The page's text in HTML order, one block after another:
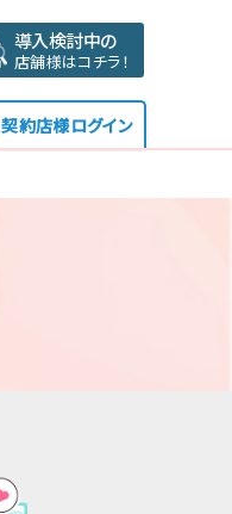
導入検討中の
店舗様はコチラ！
契約店様ログイン